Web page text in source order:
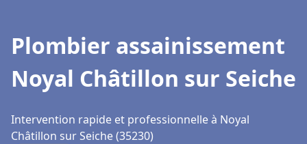
Plombier assainissement
Noyal Châtillon sur Seiche
Intervention rapide et professionnelle à Noyal
Châtillon sur Seiche (35230)